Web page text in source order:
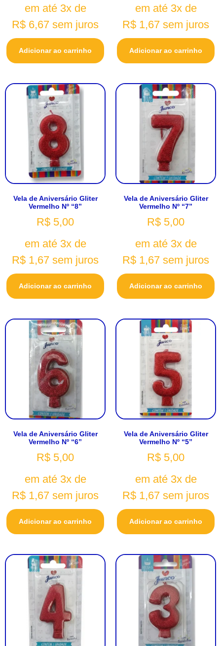
em até 3x de
R$ 6,67 sem juros
Adicionar ao carrinho
em até 3x de
R$ 1,67 sem juros
Adicionar ao carrinho
Vela de Aniversário Gliter
Vermelho Nº “8”
R$ 5,00
em até 3x de
R$ 1,67 sem juros
Adicionar ao carrinho
Vela de Aniversário Gliter
Vermelho Nº “7”
R$ 5,00
em até 3x de
R$ 1,67 sem juros
Adicionar ao carrinho
Vela de Aniversário Gliter
Vermelho Nº “6”
R$ 5,00
em até 3x de
R$ 1,67 sem juros
Adicionar ao carrinho
Vela de Aniversário Gliter
Vermelho Nº “5”
R$ 5,00
em até 3x de
R$ 1,67 sem juros
Adicionar ao carrinho